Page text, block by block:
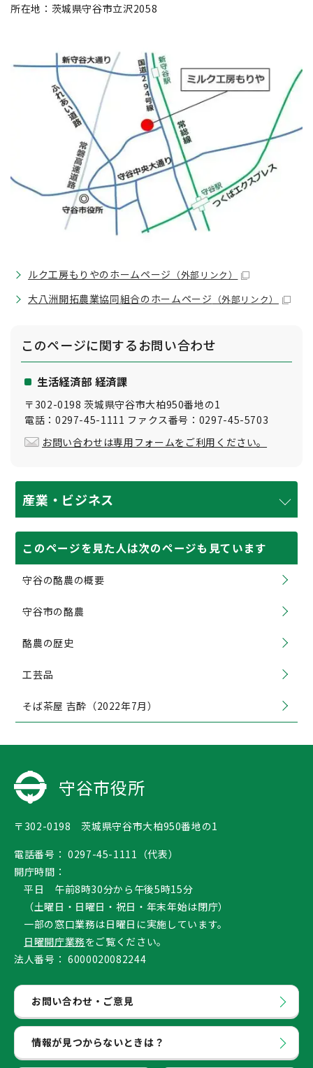
所在地：茨城県守谷市立沢2058
ルク工房もりやのホームページ （外部リンク）
大八洲開拓農業協同組合のホームページ （外部リンク）
このページに関するお問い合わせ
生活経済部 経済課
〒302-0198 茨城県守谷市大柏950番地の1
電話：0297-45-1111 ファクス番号：0297-45-5703
お問い合わせは専用フォームをご利用ください。
産業・ビジネス
このページを見た人は次のページも見ています
守谷の酪農の概要
守谷市の酪農
酪農の歴史
工芸品
そば茶屋 吉酔（2022年7月）
守谷市役所
〒302-0198 茨城県守谷市大柏950番地の1
電話番号： 0297-45-1111（代表）
開庁時間：
平日 午前8時30分から午後5時15分
（土曜日・日曜日・祝日・年末年始は閉庁）
一部の窓口業務は日曜日に実施しています。
日曜開庁業務をご覧ください。
法人番号： 6000020082244
お問い合わせ・ご意見
情報が見つからないときは？